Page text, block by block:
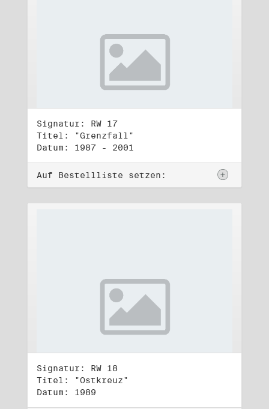
Signatur: RW 17
Titel: "Grenzfall"
Datum: 1987 - 2001
Auf Bestellliste setzen:
Signatur: RW 18
Titel: "Ostkreuz"
Datum: 1989